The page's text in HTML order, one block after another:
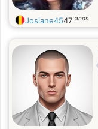
Josiane4547 anos